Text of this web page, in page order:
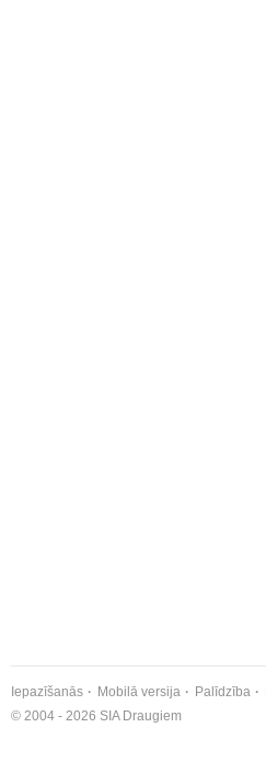
Iepazīšanās Mobilā versija Palīdzība
© 2004 - 2026 SIA Draugiem